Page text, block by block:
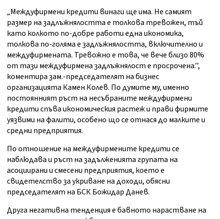
„Междуфирмени кредити винаги ще има. Не самият
размер на задлъжнялостта е толкова тревожен, тъй
като колкото по-добре работи една икономика,
толкова по-голяма е задлъжнялостта, включително и
междуфирмената. Тревожно е това, че вече близо 80%
от тази междуфирмена задлъжнялост е просрочена.’’,
коментира зам.-председателят на бизнес
организацията Камен Колев. По думите му, именно
постоянният ръст на несъбраните междуфирмени
кредити спъва икономическия растеж и прави фирмите
уязвими на фалити, особено що се отнася до малките и
средни предприятия.
По отношение на междуфирмените кредити се
наблюдава и ръст на задълженията групата на
асоциирани и смесени предприятия, което е
свидетелство за укриване на доходи, обясни
председателят на БСК Божидар Данев.
Друга негативна тенденция е бавното нарастване на